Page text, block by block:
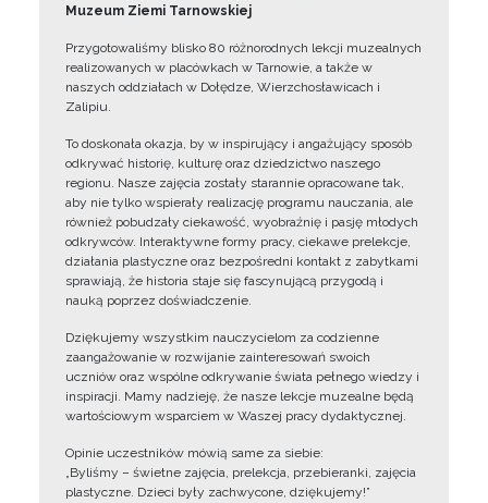
Muzeum Ziemi Tarnowskiej
Przygotowaliśmy blisko 80 różnorodnych lekcji muzealnych
realizowanych w placówkach w Tarnowie, a także w
naszych oddziałach w Dołędze, Wierzchosławicach i
Zalipiu.
To doskonała okazja, by w inspirujący i angażujący sposób
odkrywać historię, kulturę oraz dziedzictwo naszego
regionu. Nasze zajęcia zostały starannie opracowane tak,
aby nie tylko wspierały realizację programu nauczania, ale
również pobudzały ciekawość, wyobraźnię i pasję młodych
odkrywców. Interaktywne formy pracy, ciekawe prelekcje,
działania plastyczne oraz bezpośredni kontakt z zabytkami
sprawiają, że historia staje się fascynującą przygodą i
nauką poprzez doświadczenie.
Dziękujemy wszystkim nauczycielom za codzienne
zaangażowanie w rozwijanie zainteresowań swoich
uczniów oraz wspólne odkrywanie świata pełnego wiedzy i
inspiracji. Mamy nadzieję, że nasze lekcje muzealne będą
wartościowym wsparciem w Waszej pracy dydaktycznej.
Opinie uczestników mówią same za siebie:
„Byliśmy – świetne zajęcia, prelekcja, przebieranki, zajęcia
plastyczne. Dzieci były zachwycone, dziękujemy!”